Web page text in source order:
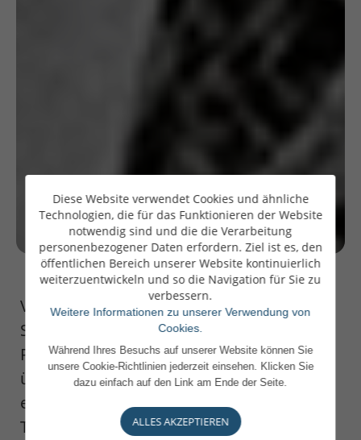
Vom Bankier zum Buchautor ist es nur ein
Schritt: Paperjam stellt in einem Artikel
Philippe Depoorter und sein neues Buch
über Unternehmerfamilien vor. Es
erscheint auf Französisch und trägt den
Titel: Ce que j'ai appris de vous; Voyage au
Diese Website verwendet Cookies und ähnliche
Technologien, die für das Funktionieren der Website
notwendig sind und die die Verarbeitung
personenbezogener Daten erfordern. Ziel ist es, den
öffentlichen Bereich unserer Website kontinuierlich
weiterzuentwickeln und so die Navigation für Sie zu
verbessern.
Weitere Informationen zu unserer Verwendung von
Cookies.
Während Ihres Besuchs auf unserer Website können Sie
unsere Cookie-Richtlinien jederzeit einsehen. Klicken Sie
dazu einfach auf den Link am Ende der Seite.
ALLES AKZEPTIEREN